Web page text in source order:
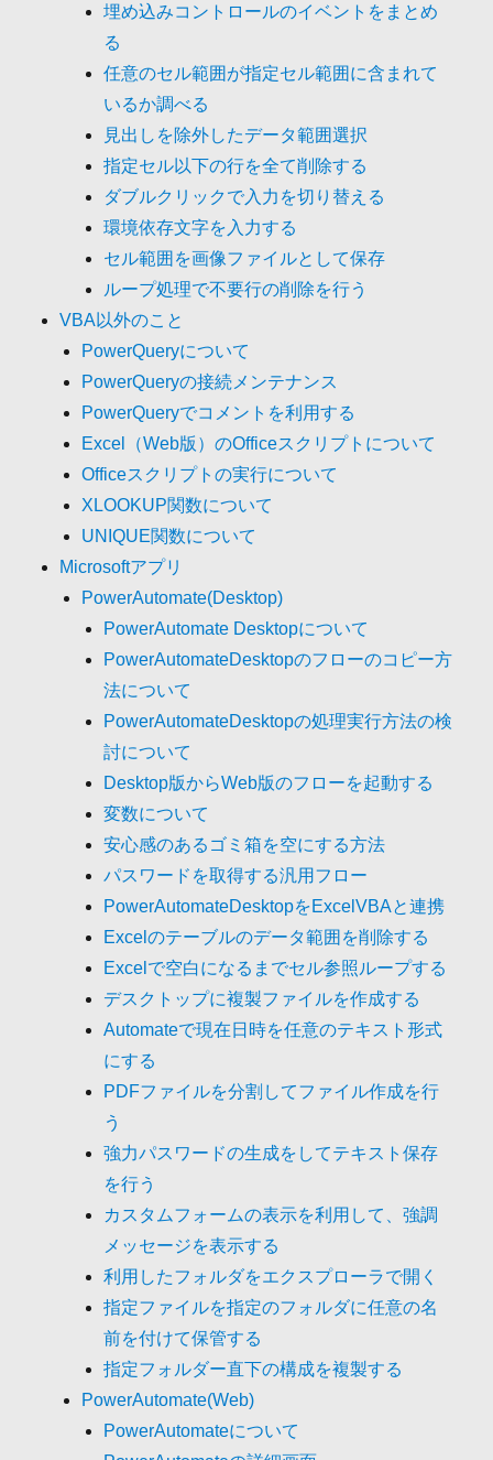
埋め込みコントロールのイベントをまとめ
る
任意のセル範囲が指定セル範囲に含まれて
いるか調べる
見出しを除外したデータ範囲選択
指定セル以下の行を全て削除する
ダブルクリックで入力を切り替える
環境依存文字を入力する
セル範囲を画像ファイルとして保存
ループ処理で不要行の削除を行う
VBA以外のこと
PowerQueryについて
PowerQueryの接続メンテナンス
PowerQueryでコメントを利用する
Excel（Web版）のOfficeスクリプトについて
Officeスクリプトの実行について
XLOOKUP関数について
UNIQUE関数について
Microsoftアプリ
PowerAutomate(Desktop)
PowerAutomate Desktopについて
PowerAutomateDesktopのフローのコピー方
法について
PowerAutomateDesktopの処理実行方法の検
討について
Desktop版からWeb版のフローを起動する
変数について
安心感のあるゴミ箱を空にする方法
パスワードを取得する汎用フロー
PowerAutomateDesktopをExcelVBAと連携
Excelのテーブルのデータ範囲を削除する
Excelで空白になるまでセル参照ループする
デスクトップに複製ファイルを作成する
Automateで現在日時を任意のテキスト形式
にする
PDFファイルを分割してファイル作成を行
う
強力パスワードの生成をしてテキスト保存
を行う
カスタムフォームの表示を利用して、強調
メッセージを表示する
利用したフォルダをエクスプローラで開く
指定ファイルを指定のフォルダに任意の名
前を付けて保管する
指定フォルダー直下の構成を複製する
PowerAutomate(Web)
PowerAutomateについて